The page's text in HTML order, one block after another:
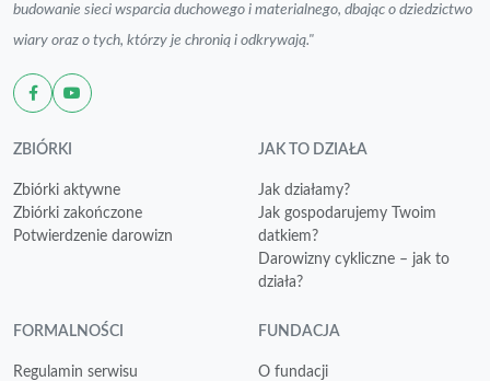
budowanie sieci wsparcia duchowego i materialnego, dbając o dziedzictwo
wiary oraz o tych, którzy je chronią i odkrywają."
ZBIÓRKI
Zbiórki aktywne
Zbiórki zakończone
Potwierdzenie darowizn
JAK TO DZIAŁA
Jak działamy?
Jak gospodarujemy Twoim
datkiem?
Darowizny cykliczne – jak to
działa?
FORMALNOŚCI
Regulamin serwisu
FUNDACJA
O fundacji